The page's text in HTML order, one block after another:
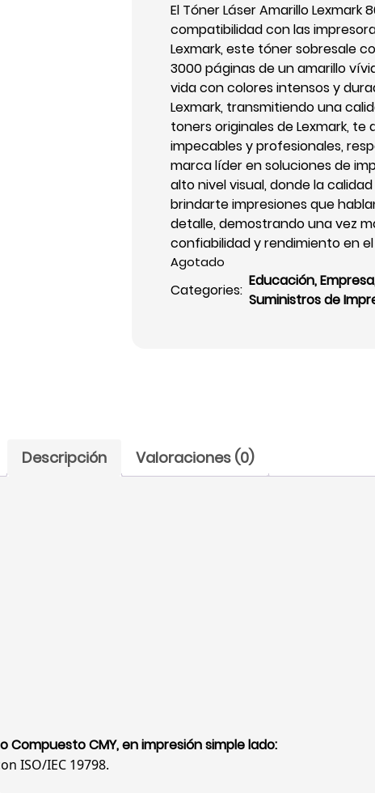
El Tóner Láser Amarillo
compatibilidad con las
Lexmark, este tóner sobresale
3000 páginas de un amarillo
vida con colores intensos y
Lexmark, transmitiendo una
toners originales de Lexmark,
impecables y profesionales,
marca líder en soluciones de
alto nivel visual, donde la
brindarte impresiones que
detalle, demostrando una vez
confiabilidad y rendimiento en
Agotado
Categories:
Educación,Empresa
Suministros de
Descripción Valoraciones (0)
CMY, en impresión simple lado:
ISO/IEC 19798.